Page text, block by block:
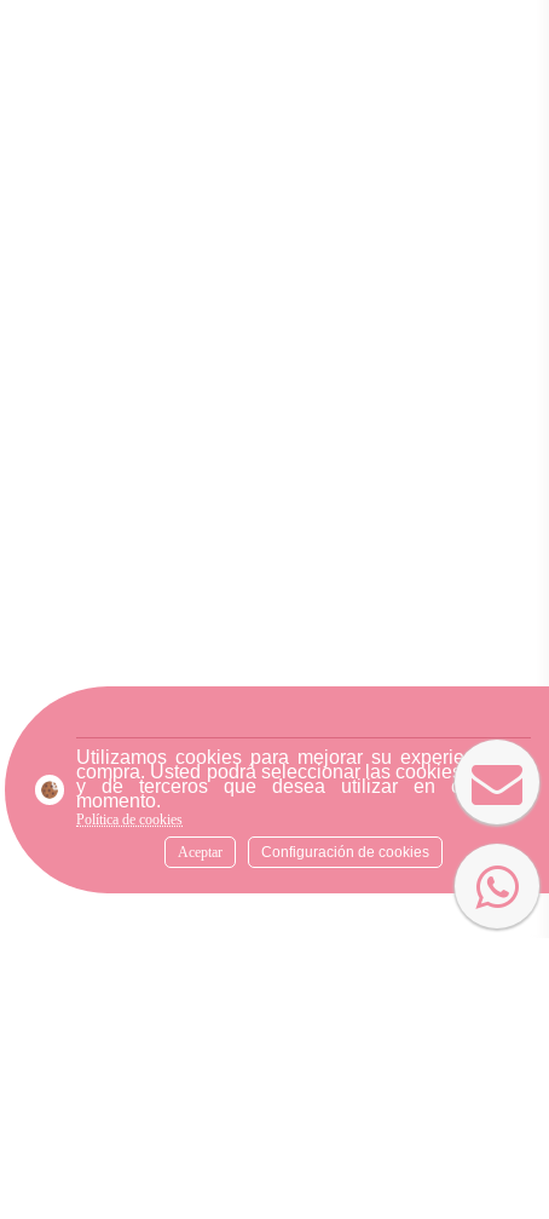
Utilizamos cookies para mejorar su experiencia de
compra. Usted podrá seleccionar las cookies nuestra
y de terceros que desea utilizar en cualquier
momento.
Política de cookies
Aceptar
Configuración de cookies